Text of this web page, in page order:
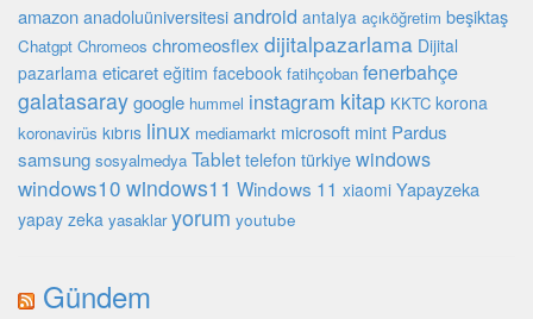
amazon anadoluüniversitesi android antalya açıköğretim beşiktaş
Chatgpt Chromeos chromeosflex dijitalpazarlama Dijital
pazarlama eticaret eğitim facebook fatihçoban fenerbahçe
galatasaraygoogle hummel instagram kitap KKTC korona
koronavirüs kıbrıs linux mediamarkt microsoft mint Pardus
samsung sosyalmedya Tablet telefon türkiyewindows
windows10 windows11 Windows 11 xiaomi Yapayzeka
yapay zeka yasaklar yorum youtube
Gündem